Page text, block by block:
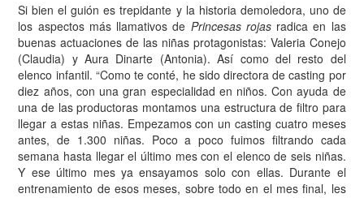
Si bien el guión es trepidante y la historia demoledora, uno de
los aspectos más llamativos de Princesas rojasradica en las
buenas actuaciones de las niñas protagonistas: Valeria Conejo
(Claudia) y Aura Dinarte (Antonia). Así como del resto del
elenco infantil. “Como te conté, he sido directora de casting por
diez años, con una gran especialidad en niños. Con ayuda de
una de las productoras montamos una estructura de filtro para
llegar a estas niñas. Empezamos con un casting cuatro meses
antes, de 1.300 niñas. Poco a poco fuimos filtrando cada
semana hasta llegar el último mes con el elenco de seis niñas.
Y ese último mes ya ensayamos solo con ellas. Durante el
entrenamiento de esos meses, sobre todo en el mes final, les